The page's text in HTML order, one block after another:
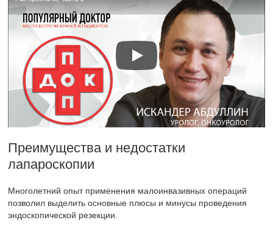
Преимущества и недостатки
лапароскопии
Многолетний опыт применения малоинвазивных операций
позволил выделить основные плюсы и минусы проведения
эндоскопической резекции.